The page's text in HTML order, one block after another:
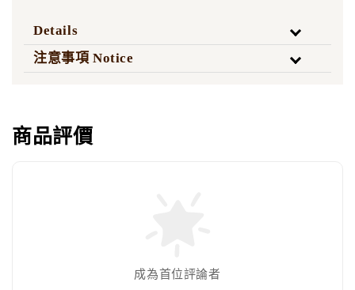
Details
注意事項 Notice
商品評價
成為首位評論者